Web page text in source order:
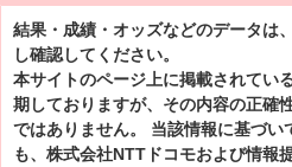
結果・成績・オッズなどのデータは
し確認してください。
本サイトのページ上に掲載されてい
期しておりますが、その内容の正確
ではありません。 当該情報に基づい
も、株式会社NTTドコモおよび情報